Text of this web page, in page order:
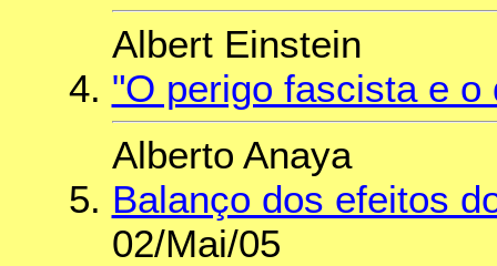
Albert Einstein
"O perigo fascista e o
Alberto Anaya
Balanço dos efeitos
02/Mai/05